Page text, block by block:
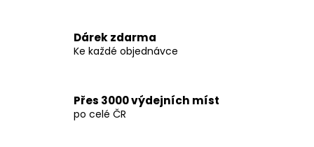
t
s
Dárek zdarma
Ke každé objednávce
Přes 3000 výdejních míst
po celé ČR